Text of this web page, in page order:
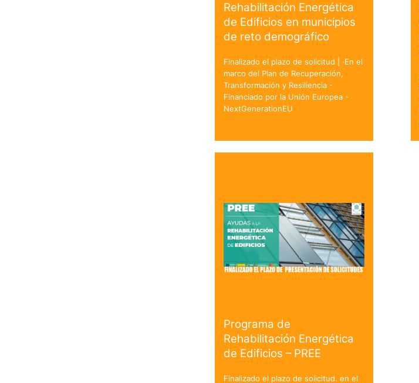
Rehabilitación Energética
de Edificios en municipios
de reto demográfico
Finalizado el plazo de solicitud | ·En el
marco del Plan de Recuperación,
Transformación y Resiliencia -
Financiado por la Unión Europea -
NextGenerationEU
Programa de
Rehabilitación Energética
de Edificios – PREE
Finalizado el plazo de solicitud. en el